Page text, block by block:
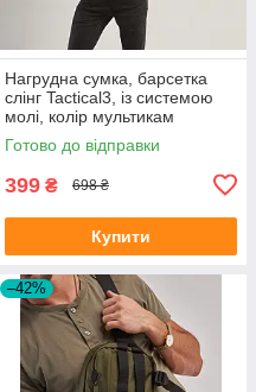
Нагрудна сумка, барсетка
слінг Tactical3, із системою
молі, колір мультикам
Готово до відправки
399 ₴ 698 ₴
Купити
–42%